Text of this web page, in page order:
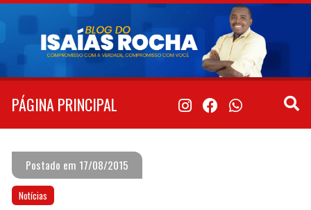
Pular
conteúdo
PÁGINA PRINCIPAL
Postado em 17/08/2015
Notícias